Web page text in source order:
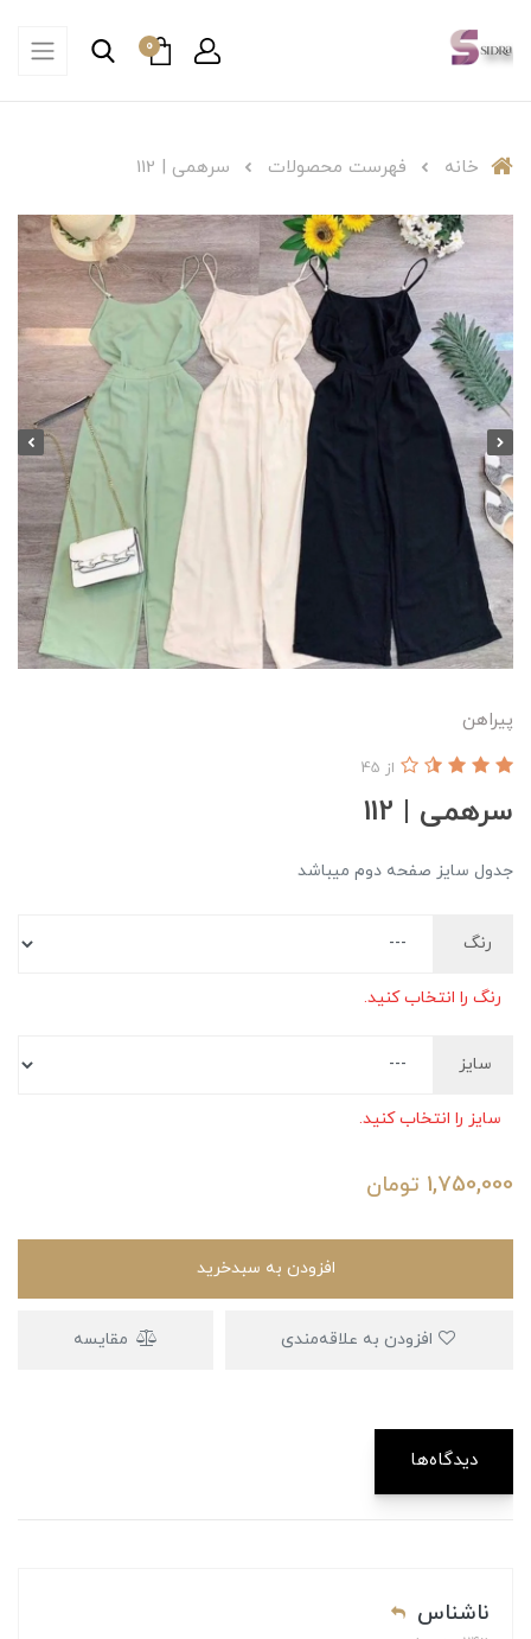
0
خانه فهرست محصولات سرهمی | 112
پیراهن
سرهمی | 112
از 45
جدول سایز صفحه دوم میباشد
رنگ
رنگ را انتخاب کنید.
سایز
سایز را انتخاب کنید.
1,750,000 تومان
افزودن به سبدخرید
مقایسه
دیدگاه‌ها
ناشناس